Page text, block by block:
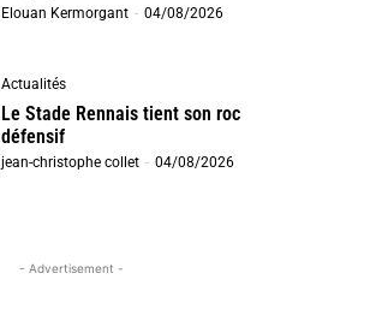
Elouan Kermorgant - 04/08/2026
Actualités
Le Stade Rennais tient son roc
défensif
jean-christophe collet - 04/08/2026
- Advertisement -